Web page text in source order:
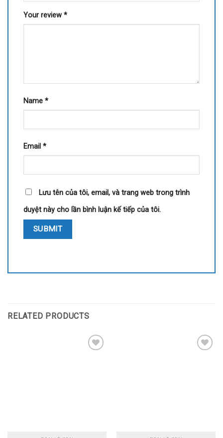
Your review *
Name *
Email *
Lưu tên của tôi, email, và trang web trong trình
duyệt này cho lần bình luận kế tiếp của tôi.
RELATED PRODUCTS